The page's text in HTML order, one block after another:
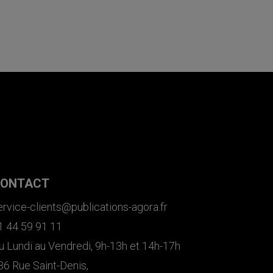
clients@publications-agora.fr
44 59 91 11
Lundi au Vendredi, 9h-13h et 14h-17h
Rue Saint-Denis,